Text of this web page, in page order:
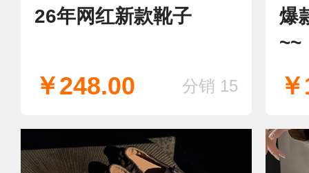
26年网红新款靴子
￥248.00 分销 15
爆
~~